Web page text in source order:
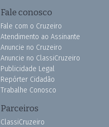
Fale conosco
Fale com o Cruzeiro
Atendimento ao Assinante
Anuncie no Cruzeiro
Anuncie no ClassiCruzeiro
Publicidade Legal
Repórter Cidadão
Trabalhe Conosco
Parceiros
ClassiCruzeiro